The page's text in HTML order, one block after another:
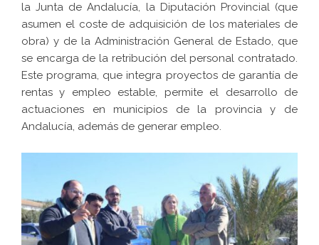
la Junta de Andalucía, la Diputación Provincial (que
asumen el coste de adquisición de los materiales de
obra) y de la Administración General de Estado, que
se encarga de la retribución del personal contratado.
Este programa, que integra proyectos de garantía de
rentas y empleo estable, permite el desarrollo de
actuaciones en municipios de la provincia y de
Andalucía, además de generar empleo.